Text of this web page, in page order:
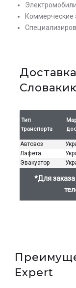
Коммерческие
Тип
транспорта
Автовоз
Лафета
Эвакуатор
*Для заказа
Expert